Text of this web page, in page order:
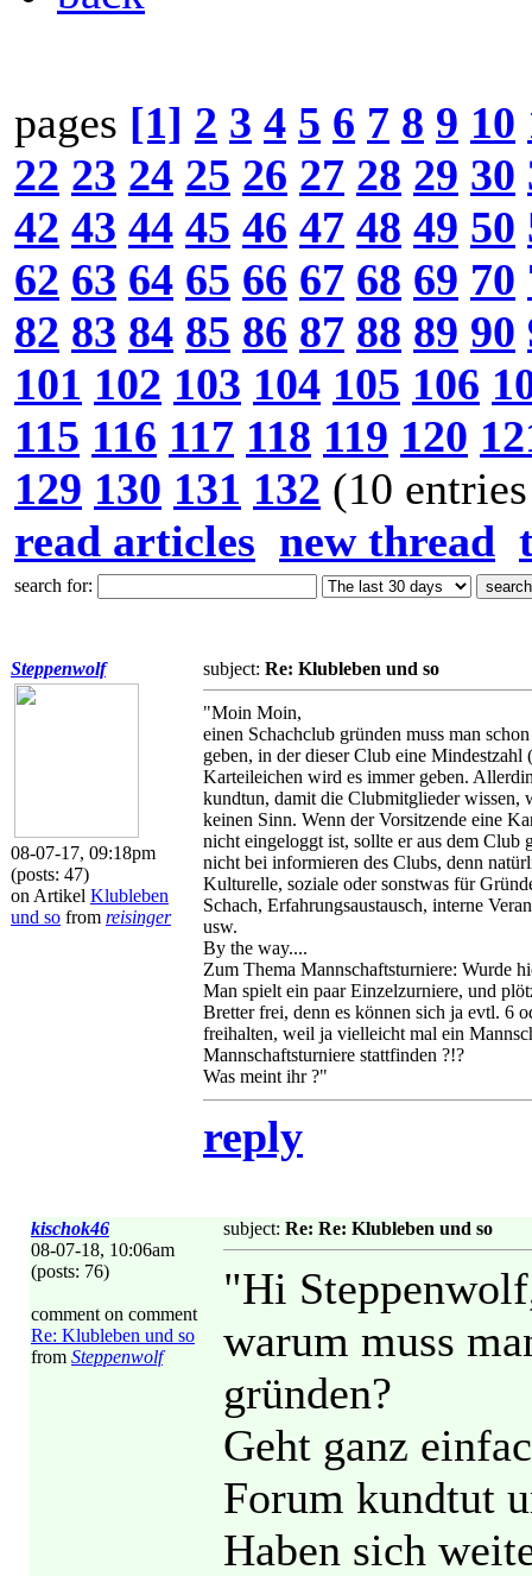
pages [1] 2 3 4 5 6 7 8 9 10
22 23 24 25 26 27 28 29 30
42 43 44 45 46 47 48 49 50
62 63 64 65 66 67 68 69 70
82 83 84 85 86 87 88 89 90
101 102 103 104 105 106
115 116 117 118 119 120
129 130 131 132 (10
read articles new thread
search for:
Steppenwolf
08-07-17, 09:18pm
(posts: 47)
on Artikel Klubleben
und so from reisinger
subject: Re: Klubleben und so
"Moin Moin,
einen Schachclub gründen muss man
geben, in der dieser Club eine
Karteileichen wird es immer geben.
kundtun, damit die Clubmitglieder wissen,
keinen Sinn. Wenn der Vorsitzende eine
nicht eingeloggt ist, sollte er aus dem
nicht bei informieren des Clubs, denn
Kulturelle, soziale oder sonstwas für
Schach, Erfahrungsaustausch, interne
usw.
By the way....
Zum Thema Mannschaftsturniere: Wurde
Man spielt ein paar Einzelzurniere, und
Bretter frei, denn es können sich ja evtl. 6
freihalten, weil ja vielleicht mal ein
Mannschaftsturniere stattfinden ?!?
Was meint ihr ?"
reply
kischok46
08-07-18, 10:06am
(posts: 76)
comment on comment
Re: Klubleben und so
from Steppenwolf
subject: Re: Re: Klubleben und so
"Hi
warum muss
gründen?
Geht ganz
Forum kundtut
Haben sich